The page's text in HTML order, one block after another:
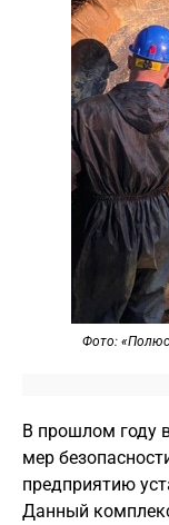
Фото:
В прошлом году
мер
предприятию
Данный